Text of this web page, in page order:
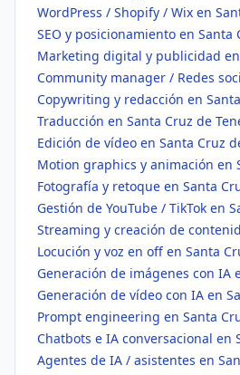
WordPress / Shopify / Wix en
SEO y posicionamiento en Santa
Copywriting y redacción en
Traducción en Santa Cruz de
Edición de vídeo en Santa Cruz
Fotografía y retoque en Santa
Gestión de YouTube / TikTok en
Locución y voz en off en Santa
Generación de vídeo con IA en
Prompt engineering en Santa
Agentes de IA / asistentes en